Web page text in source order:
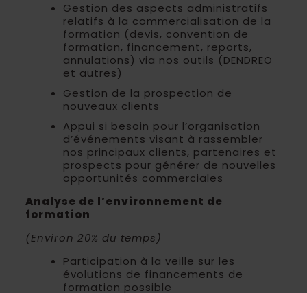
Gestion des aspects administratifs
relatifs à la commercialisation de la
formation (devis, convention de
formation, financement, reports,
annulations) via nos outils (DENDREO
et autres)
Gestion de la prospection de
nouveaux clients
Appui si besoin pour l’organisation
d’événements visant à rassembler
nos principaux clients, partenaires et
prospects pour générer de nouvelles
opportunités commerciales
Analyse de l’environnement de
formation
(Environ 20% du temps)
Participation à la veille sur les
évolutions de financements de
formation possible